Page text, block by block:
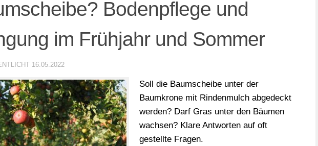
Bodenpflege und
im Frühjahr und Sommer
16.05.2022
Soll die Baumscheibe unter der
Baumkrone mit Rindenmulch abgedeckt
werden? Darf Gras unter den Bäumen
wachsen? Klare Antworten auf oft
gestellte Fragen.